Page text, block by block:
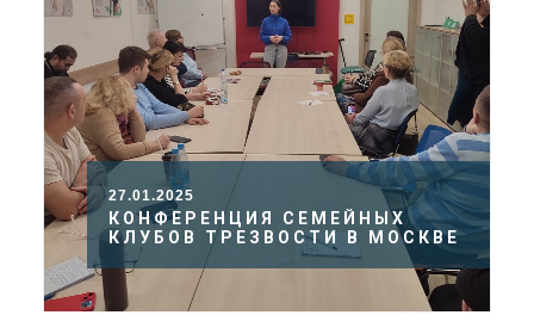
27.01.2025
КОНФЕРЕНЦИЯ СЕМЕЙНЫХ
КЛУБОВ ТРЕЗВОСТИ В МОСКВЕ